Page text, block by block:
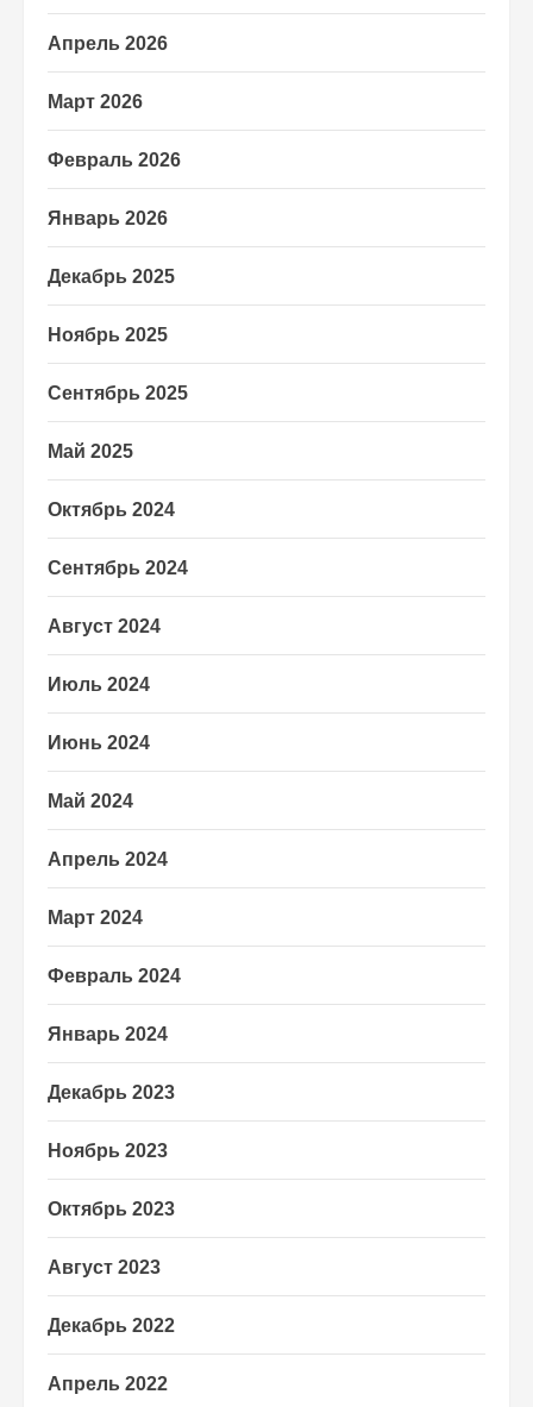
Апрель 2026
Март 2026
Февраль 2026
Январь 2026
Декабрь 2025
Ноябрь 2025
Сентябрь 2025
Май 2025
Октябрь 2024
Сентябрь 2024
Август 2024
Июль 2024
Июнь 2024
Май 2024
Апрель 2024
Март 2024
Февраль 2024
Январь 2024
Декабрь 2023
Ноябрь 2023
Октябрь 2023
Август 2023
Декабрь 2022
Апрель 2022